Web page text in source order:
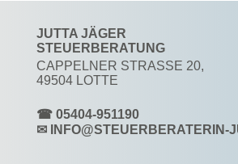
JUTTA JÄGER
STEUERBERATUNG
CAPPELNER STRASSE 20,
49504 LOTTE
☎ 05404-951190
✉ INFO@STEUERBERATERIN-